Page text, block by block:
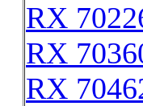
RX
RX
RX